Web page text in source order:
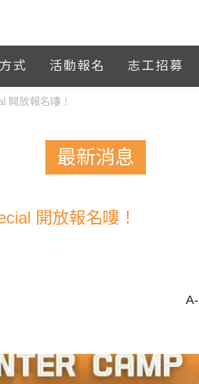
式 活動報名 志工招募
開放報名嘍！
最新消息
開放報名嘍！
A-